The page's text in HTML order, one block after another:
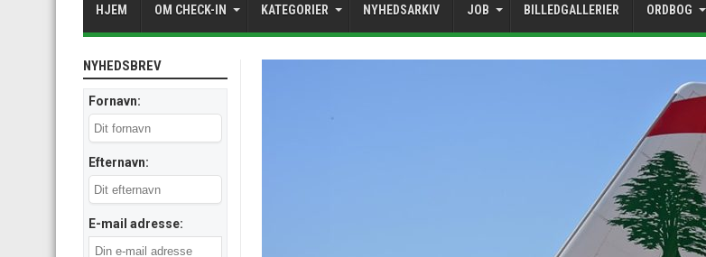
HJEM OM CHECK-IN KATEGORIER NYHEDSARKIV JOB BILLEDGALLERIER ORDBOG
NYHEDSBREV
Fornavn:
Efternavn:
E-mail adresse: